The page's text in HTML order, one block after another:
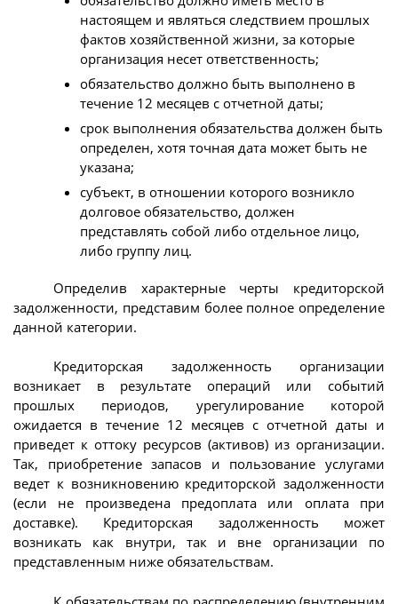
настоящем и являться следствием прошлых
фактов хозяйственной жизни, за которые
организация несет ответственность;
обязательство должно быть выполнено в
течение 12 месяцев с отчетной даты;
срок выполнения обязательства должен быть
определен, хотя точная дата может быть не
указана;
субъект, в отношении которого возникло
долговое обязательство, должен
представлять собой либо отдельное лицо,
либо группу лиц.
Определив характерные черты кредиторской
задолженности, представим более полное определение
данной категории.
Кредиторская задолженность организации
возникает в результате операций или событий
прошлых периодов, урегулирование которой
ожидается в течение 12 месяцев с отчетной даты и
приведет к оттоку ресурсов (активов) из организации.
Так, приобретение запасов и пользование услугами
ведет к возникновению кредиторской задолженности
(если не произведена предоплата или оплата при
доставке). Кредиторская задолженность может
возникать как внутри, так и вне организации по
представленным ниже обязательствам.